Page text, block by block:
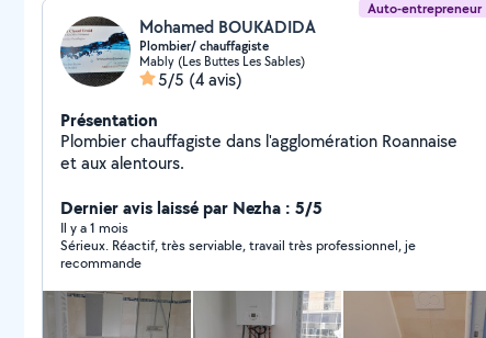
Auto-entrepreneur
Mohamed BOUKADIDA
Plombier/ chauffagiste
Mably (Les Buttes Les Sables)
5/5 (4 avis)
Présentation
Plombier chauffagiste dans l'agglomération Roannaise
et aux alentours.
Dernier avis laissé par Nezha : 5/5
Il y a 1 mois
Sérieux. Réactif, très serviable, travail très professionnel, je
recommande